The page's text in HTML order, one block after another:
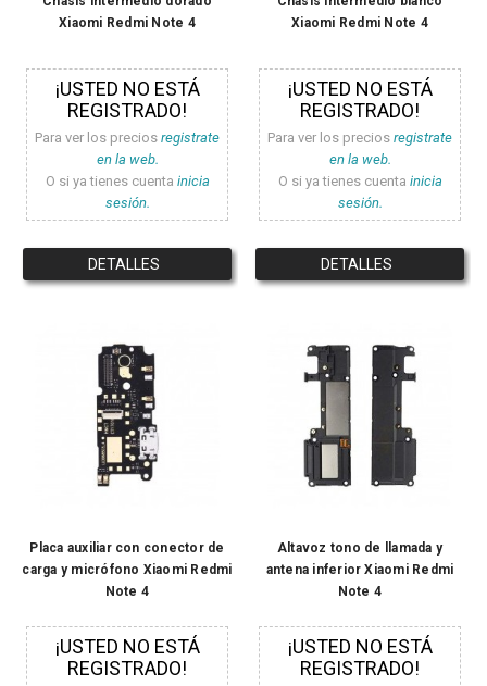
Xiaomi Redmi Note 4
¡USTED NO ESTÁ
REGISTRADO!
Para ver los precios registrate
en la web.
O si ya tienes cuenta inicia
sesión.
DETALLES
Xiaomi Redmi Note 4
¡USTED NO ESTÁ
REGISTRADO!
Para ver los precios registrate
en la web.
O si ya tienes cuenta inicia
sesión.
DETALLES
Placa auxiliar con conector de
carga y micrófono Xiaomi Redmi
Note 4
¡USTED NO ESTÁ
REGISTRADO!
Altavoz tono de llamada y
antena inferior Xiaomi Redmi
Note 4
¡USTED NO ESTÁ
REGISTRADO!